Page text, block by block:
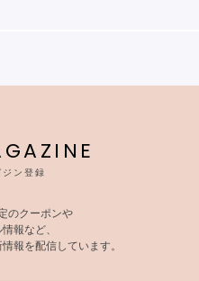
ン登録
のクーポンや
報など、
報を配信しています。